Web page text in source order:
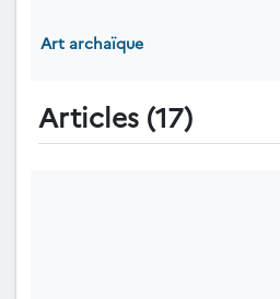
Art archaïque
Articles (17)